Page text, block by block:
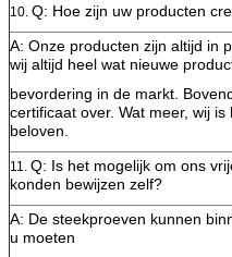
10. Q: Hoe zijn uw producten
A: Onze producten zijn altijd in
wij altijd heel wat nieuwe
bevordering in de markt.
certificaat over. Wat meer, wij
beloven.
11. Q: Is het mogelijk om ons
konden bewijzen zelf?
A: De steekproeven kunnen
u moeten